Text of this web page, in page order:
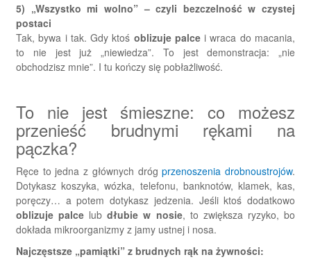
5) „Wszystko mi wolno” – czyli bezczelność w czystej
postaci
Tak, bywa i tak. Gdy ktoś oblizuje palcei wraca do macania,
to nie jest już „niewiedza”. To jest demonstracja: „nie
obchodzisz mnie”. I tu kończy się pobłażliwość.
To nie jest śmieszne: co możesz
przenieść brudnymi rękami na
pączka?
Ręce to jedna z głównych drógprzenoszenia drobnoustrojów.
Dotykasz koszyka, wózka, telefonu, banknotów, klamek, kas,
poręczy… a potem dotykasz jedzenia. Jeśli ktoś dodatkowo
oblizuje palce lubdłubie w nosie, to zwiększa ryzyko, bo
dokłada mikroorganizmy z jamy ustnej i nosa.
Najczęstsze „pamiątki” z brudnych rąk na żywności: